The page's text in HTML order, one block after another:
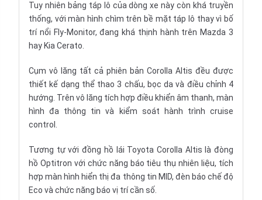
Tuy nhiên bảng táp lô của dòng xe này còn khá truyền
thống, với màn hình chìm trên bề mặt táp lô thay vì bố
trí nổi Fly-Monitor, đang khá thịnh hành trên Mazda 3
hay Kia Cerato.
Cụm vô lăng tất cả phiên bản Corolla Altis đều được
thiết kế dạng thể thao 3 chấu, bọc da và điều chỉnh 4
hướng. Trên vô lăng tích hợp điều khiển âm thanh, màn
hình đa thông tin và kiểm soát hành trình cruise
control.
Tương tự vớiđồng hồ lái Toyota Corolla Altis là đòng
hồ Optitron với chức năng báo tiêu thụ nhiên liệu, tích
hợp màn hình hiển thị đa thông tin MID, đèn báo chế độ
Eco và chức năng báo vị trí cần số.